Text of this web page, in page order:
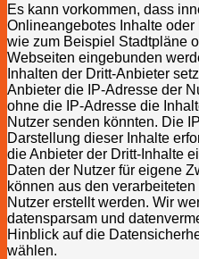
Es kann vorkommen, dass
Onlineangebotes Inhalte
wie zum Beispiel Stadtpläne
Webseiten eingebunden
Inhalten der Dritt-Anbieter
Anbieter die IP-Adresse der
ohne die IP-Adresse die
Nutzer senden könnten. Die
Darstellung dieser Inhalte
die Anbieter der Dritt-Inhalte
Daten der Nutzer für eigene
können aus den
Nutzer erstellt werden. Wir
datensparsam und
Hinblick auf die
wählen.